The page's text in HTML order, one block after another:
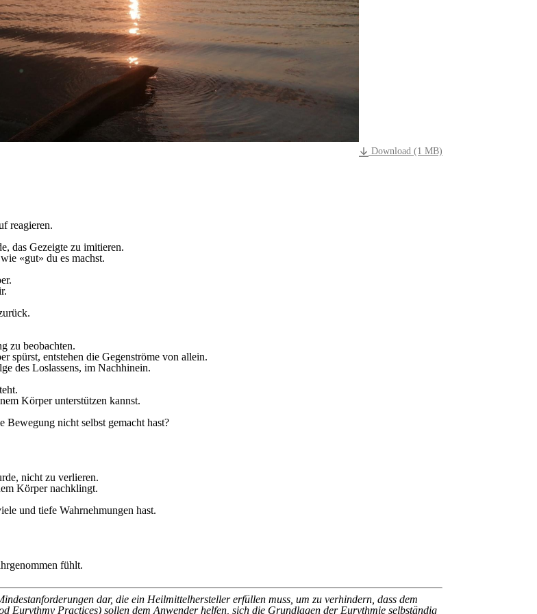
Download (1 MB)
reagieren.
das Gezeigte zu imitieren.
«gut» du es machst.
zu beobachten.
spürst, entstehen die Gegenströme von allein.
des Loslassens, im Nachhinein.
Körper unterstützen kannst.
Bewegung nicht selbst gemacht hast?
nicht zu verlieren.
Körper nachklingt.
und tiefe Wahrnehmungen hast.
fühlt.
dar, die ein Heilmittelhersteller erfüllen muss, um zu verhindern, dass dem
Eurythmy Practices) sollen dem Anwender helfen, sich die Grundlagen der Eurythmie selbständig